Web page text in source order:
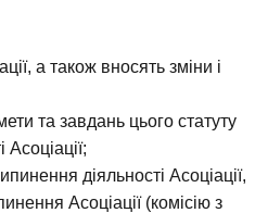
а також вносять зміни i
та завдань цього статуту
діяльності Асоціації,
Асоціації (комісію з